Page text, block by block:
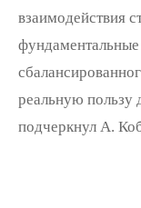
взаимодействия
реальную пользу
подчеркнул А.